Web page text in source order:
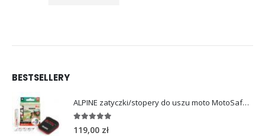
BESTSELLERY
ALPINE zatyczki/stopery do uszu moto MotoSafe Pro
out of 5
119,00 zł